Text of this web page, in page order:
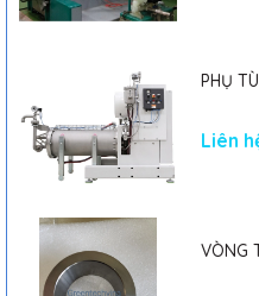
PHỤ
Liên
VÒNG